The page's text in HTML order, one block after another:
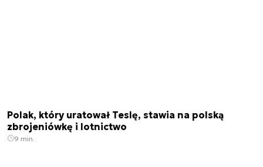
Polak, który uratował Teslę, stawia na polską
zbrojeniówkę i lotnictwo
9 min.